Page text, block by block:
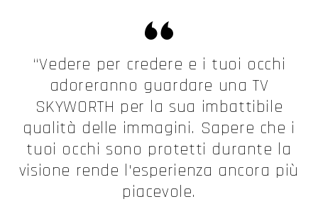
“Vedere per credere e i tuoi occhi
adoreranno guardare una TV
SKYWORTH per la sua imbattibile
qualità delle immagini. Sapere che i
tuoi occhi sono protetti durante la
visione rende l'esperienza ancora più
piacevole.